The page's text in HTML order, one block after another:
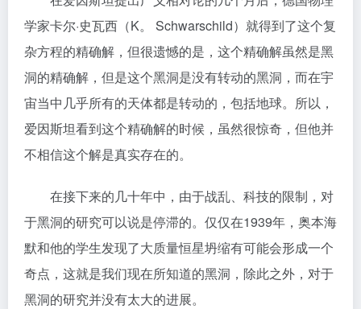
学家卡尔·史瓦西（K。 Schwarschild）就得到了这个复
杂方程的精确解，但很遗憾的是，这个精确解虽然是黑
洞的精确解，但是这个黑洞是没有转动的黑洞，而在宇
宙当中几乎所有的天体都是转动的，包括地球。所以，
爱因斯坦看到这个精确解的时候，虽然很惊奇，但他并
不相信这个解是真实存在的。
在接下来的几十年中，由于战乱、科技的限制，对
于黑洞的研究可以说是停滞的。仅仅在1939年，奥本海
默和他的学生发现了大质量恒星坍缩有可能会形成一个
奇点，这就是我们现在所知道的黑洞，除此之外，对于
黑洞的研究并没有太大的进展。